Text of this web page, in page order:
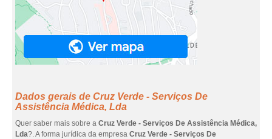
Dados gerais de Cruz Verde - Serviços De
Assistência Médica, Lda
Quer saber mais sobre a Cruz Verde - Serviços De Assistência Médica,
Lda?. A forma jurídica da empresa Cruz Verde - Serviços De